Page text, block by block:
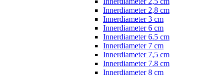
Innerdiameter 2,8 cm
Innerdiameter 3 cm
Innerdiameter 6 cm
Innerdiameter 6.5 cm
Innerdiameter 7 cm
Innerdiameter 7,5 cm
Innerdiameter 7.8 cm
Innerdiameter 8 cm